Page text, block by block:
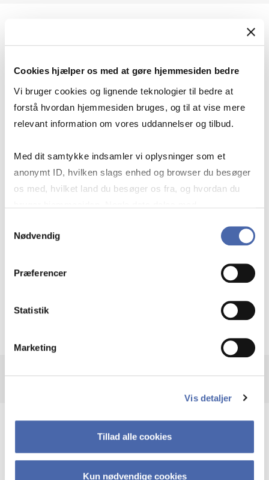
Cookies hjælper os med at gøre hjemmesiden bedre
Vi bruger cookies og lignende teknologier til bedre at
forstå hvordan hjemmesiden bruges, og til at vise mere
relevant information om vores uddannelser og tilbud.
Med dit samtykke indsamler vi oplysninger som et
anonymt ID, hvilken slags enhed og browser du besøger
os med, hvilket land du besøger os fra, og hvordan du
markedsføring. Du bestemmer selv - og kan altid trække
Nødvendig
Præferencer
Statistik
Marketing
Vis detaljer
Tillad alle cookies
Kun nødvendige cookies
Geopolitik og businesssikkerhed
navigerer man som virksomhed?
Krigen i Ukraine